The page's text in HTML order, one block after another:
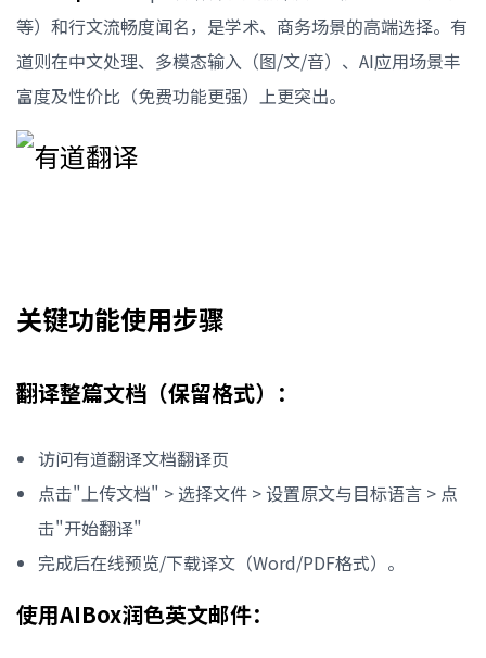
等）和行文流畅度闻名，是学术、商务场景的高端选择。有
道则在中文处理、多模态输入（图/文/音）、AI应用场景丰
富度及性价比（免费功能更强）上更突出。
关键功能使用步骤
翻译整篇文档（保留格式）：
访问有道翻译文档翻译页
点击"上传文档" > 选择文件 > 设置原文与目标语言 > 点
击"开始翻译"
完成后在线预览/下载译文（Word/PDF格式）。
使用AIBox润色英文邮件：